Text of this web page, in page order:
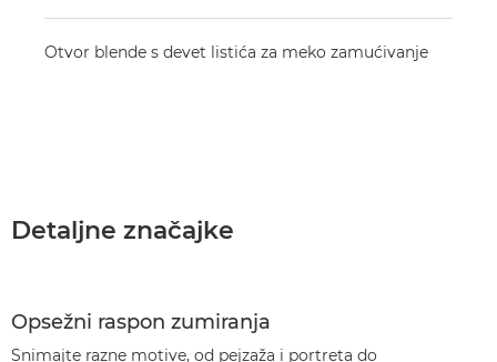
Otvor blende s devet listića za meko zamućivanje
Detaljne značajke
Opsežni raspon zumiranja
Snimajte razne motive, od pejzaža i portreta do